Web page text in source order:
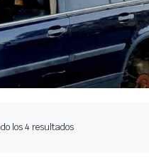
los 4 resultadosOrdenado